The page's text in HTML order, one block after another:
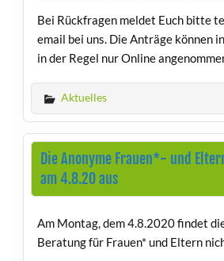
Bei Rückfragen meldet Euch bitte
email bei uns. Die Anträge können
in der Regel nur Online
Aktuelles
Die Anonyme Frauen*- und
am 4.8.20 aus
Am Montag, dem 4.8.2020 findet
Beratung für Frauen* und Eltern